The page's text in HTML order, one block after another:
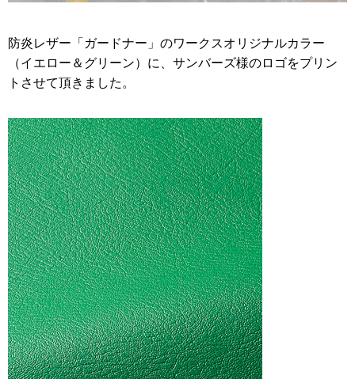
防炎レザー「ガードナー」のワークスオリジナルカラー
（イエロー＆グリーン）に、サンバーズ様のロゴをプリン
トさせて頂きました。